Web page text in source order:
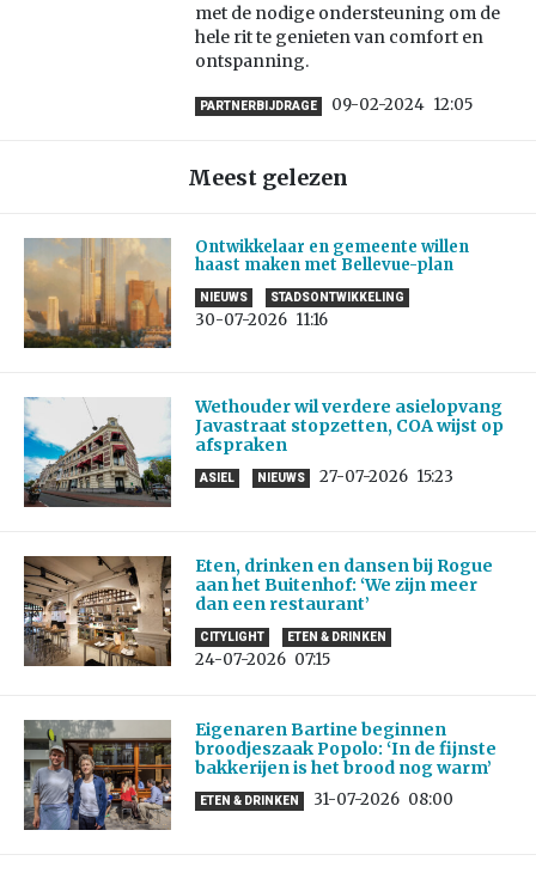
met de nodige ondersteuning om de
hele rit te genieten van comfort en
ontspanning.
PARTNERBIJDRAGE 09-02-2024 12:05
Meest gelezen
Ontwikkelaar en gemeente willen
haast maken met Bellevue-plan
NIEUWS STADSONTWIKKELING
30-07-2026 11:16
Wethouder wil verdere asielopvang
Javastraat stopzetten, COA wijst op
afspraken
ASIEL NIEUWS 27-07-2026 15:23
Eten, drinken en dansen bij Rogue
aan het Buitenhof: ‘We zijn meer
dan een restaurant’
CITYLIGHT ETEN & DRINKEN
24-07-2026 07:15
Eigenaren Bartine beginnen
broodjeszaak Popolo: ‘In de fijnste
bakkerijen is het brood nog warm’
ETEN & DRINKEN 31-07-2026 08:00